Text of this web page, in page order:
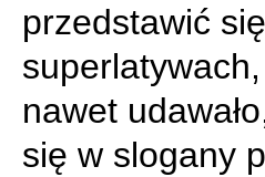
przedstawić
nawet
się w slogany